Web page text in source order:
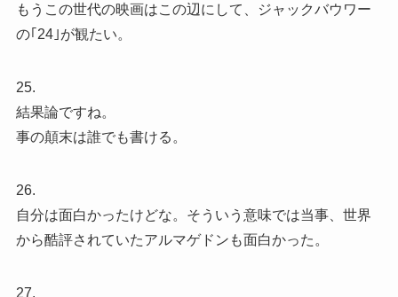
もうこの世代の映画はこの辺にして、ジャックバウワー
の｢24｣が観たい。
25.
結果論ですね。
事の顛末は誰でも書ける。
26.
自分は面白かったけどな。そういう意味では当事、世界
から酷評されていたアルマゲドンも面白かった。
27.